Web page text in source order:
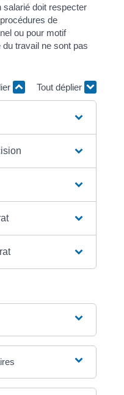
doit respecter
de
ou pour motif
travail ne sont pas
Tout déplier